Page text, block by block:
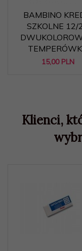
BAMBINO
SZKOLNE 12/
15,00 PLN
Klienci,